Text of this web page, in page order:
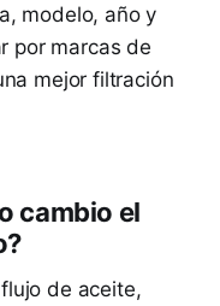
modelo, año y
por marcas de
mejor filtración
cambio el
de aceite,